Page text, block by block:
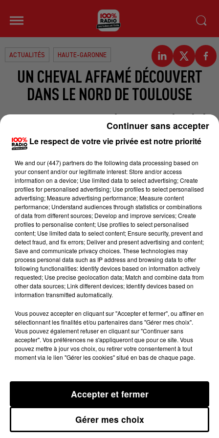
ACTUALITÉS HAUTE-GARONNE
UN CHEVAL AFFAMÉ DÉCOUVERT
DANS LE NORD DE TOULOUSE
Un cheval maltraité et affamé a été
découvert dans la nuit de mercredi à
jeudi "en train d'errer" dans le nord
de Toulouse. Il errait sur la voie
publique vers 1h30 avenue de
Fondeyre, un quartier proche de
zones industrielles. Non ferré, il
présentait de nombreuses
cicatrices. L'animal a été remis à la
fourrière automobile. Vers 08h30,
ses propriétaires s'y sont présentés
et le cheval leur a été remis sans
qu'ils soient inquiétés. BV
Publié : 10 octobre 2014 à 8h35
MENTIONS LÉGALES
Le respect de votre vie privée est notre priorité
We and our (447) partnersdo the following data processing based on
your consent and/or our legitimate interest: Store and/or access
information on a device; Use limited data to select advertising; Create
profiles for personalised advertising; Use profiles to select personalised
advertising; Measure advertising performance; Measure content
performance; Understand audiences through statistics or combinations
of data from different sources; Develop and improve services; Create
profiles to personalise content; Use profiles to select personalised
content; Use limited data to select content; Ensure security, prevent and
detect fraud, and fix errors; Deliver and present advertising and content;
Save and communicate privacy choices. These technologies may
process personal data such as IP address and browsing data to offer
following functionalities: Identify devices based on information actively
requested; Use precise geolocation data; Match and combine data from
other data sources; Link different devices; Identify devices based on
information transmitted automatically.
Vous pouvez accepter en cliquant sur "Accepter et fermer", ou affiner en
sélectionnant les finalités et/ou partenaires dans "Gérer mes choix".
Vous pouvez également refuser en cliquant sur "Continuer sans
accepter". Vos préférences ne s'appliqueront que pour ce site. Vous
pouvez mettre à jour vos choix, ou retirer votre consentement à tout
moment via le lien "Gérer les cookies" situé en bas de chaque page.
Gérer mes choix
Accepter et fermer
Continuer sans accepter